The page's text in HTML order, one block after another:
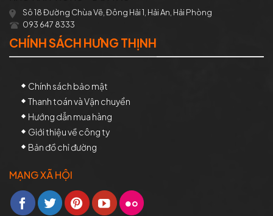
Sô 18 Đường Chùa Vẽ, Đông Hải 1, Hải An, Hải Phòng
093 647 8333
CHÍNH SÁCH HƯNG THỊNH
Chính sách bảo mật
Thanh toán và Vận chuyển
Hướng dẫn mua hàng
Giới thiệu về công ty
Bản đồ chỉ đường
MẠNG XÃ HỘI